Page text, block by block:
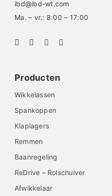
ibd@ibd-wt.com
Ma. – vr.: 8:00 – 17:00
Producten
Wikkelassen
Spankoppen
Klaplagers
Remmen
Baanregeling
ReDrive – Rolschuiver
Afwikkelaar